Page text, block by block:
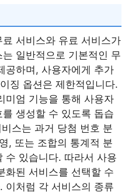
서비스와 유료 서비스가
일반적으로 기본적인 무
공하며, 사용자에게 추가
징 옵션은 제한적입니다.
미엄 기능을 통해 사용자
생성할 수 있도록 돕습
스는 과거 당첨 번호 분
, 또는 조합의 통계적 분
수 있습니다. 따라서 사용
화된 서비스를 선택할 수
이처럼 각 서비스의 종류